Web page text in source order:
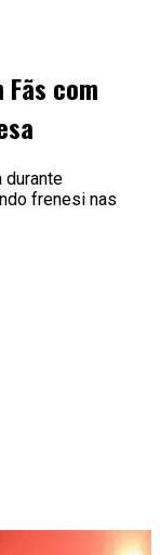
Fãs com
durante
frenesi nas